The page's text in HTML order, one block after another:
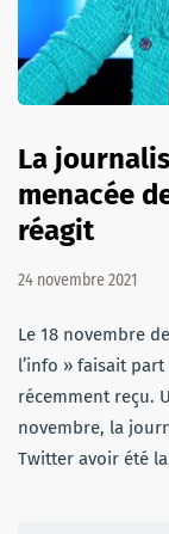
La
menacée
réagit
24 novembre 2021
Le 18 novembre
l’info » faisait
récemment reçu.
novembre, la
Twitter avoir été